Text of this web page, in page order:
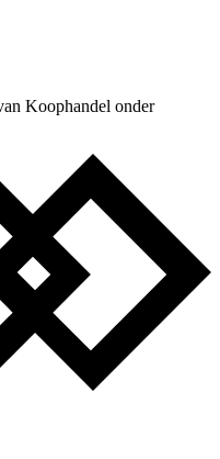
Koophandel onder